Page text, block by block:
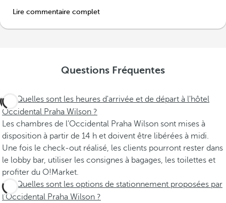
Lire commentaire complet
Questions Fréquentes
Quelles sont les heures d'arrivée et de départ à l'hôtel
Occidental Praha Wilson ?
Les chambres de l’Occidental Praha Wilson sont mises à
disposition à partir de 14 h et doivent être libérées à midi.
Une fois le check-out réalisé, les clients pourront rester dans
le lobby bar, utiliser les consignes à bagages, les toilettes et
profiter du O!Market.
Quelles sont les options de stationnement proposées par
l'Occidental Praha Wilson ?